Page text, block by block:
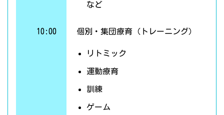
など
10:00 個別・集団療育（トレーニング）
リトミック
運動療育
訓練
ゲーム